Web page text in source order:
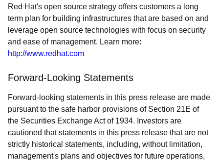
Red Hat's open source strategy offers customers a long
term plan for building infrastructures that are based on and
leverage open source technologies with focus on security
and ease of management. Learn more:
http://www.redhat.com
Forward-Looking Statements
Forward-looking statements in this press release are made
pursuant to the safe harbor provisions of Section 21E of
the Securities Exchange Act of 1934. Investors are
cautioned that statements in this press release that are not
strictly historical statements, including, without limitation,
management's plans and objectives for future operations,